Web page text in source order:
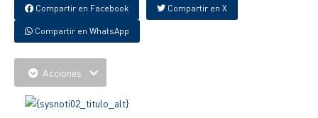
Compartir en Facebook Compartir en X
Compartir en WhatsApp
Acciones